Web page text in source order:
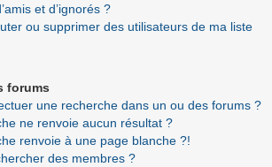
et d’ignorés ?
ou supprimer des utilisateurs de ma liste
forums
une recherche dans un ou des forums ?
ne renvoie aucun résultat ?
renvoie à une page blanche ?!
des membres ?